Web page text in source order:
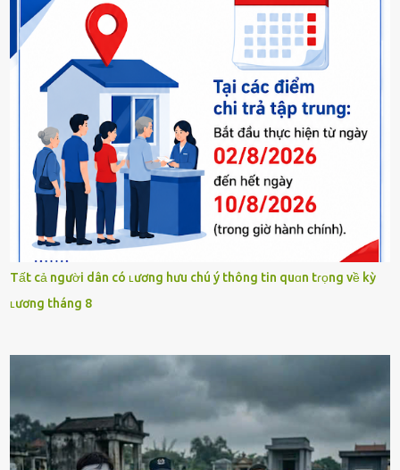
Tất cả người dân có ʟương hưu chú ý thông tin quɑn tɾọng về kỳ
ʟương tháng 8